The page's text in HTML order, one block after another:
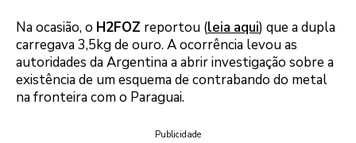
Na ocasião, o H2FOZ reportou (leia aqui) que a dupla
carregava 3,5kg de ouro. A ocorrência levou as
autoridades da Argentina a abrir investigação sobre a
existência de um esquema de contrabando do metal
na fronteira com o Paraguai.
Publicidade